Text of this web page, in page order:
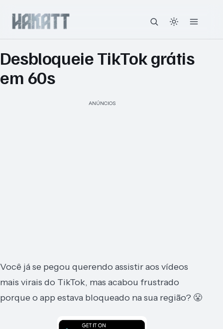
Desbloqueie TikTok grátis
em 60s
ANÚNCIOS
Você já se pegou querendo assistir aos vídeos
mais virais do TikTok, mas acabou frustrado
porque o app estava bloqueado na sua região? 😤